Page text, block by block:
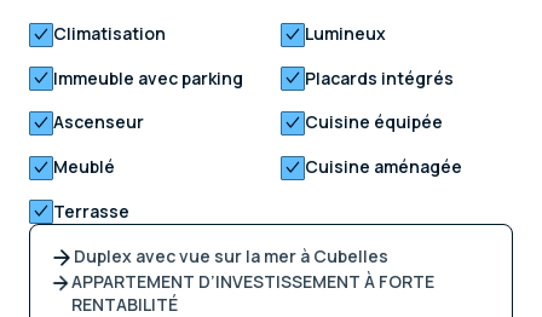
Climatisation
Lumineux
Immeuble avec parking
Placards intégrés
Ascenseur
Cuisine équipée
Meublé
Cuisine aménagée
Terrasse
Duplex avec vue sur la mer à Cubelles
APPARTEMENT D’INVESTISSEMENT À FORTE
RENTABILITÉ